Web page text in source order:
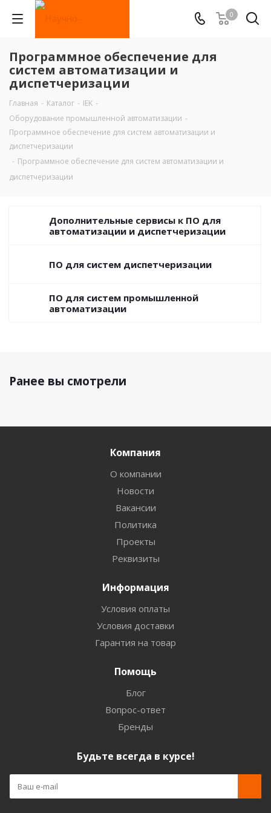
0
Программное обеспечение для
систем автоматизации и
диспетчеризации
Главная - Каталог - IEK -
Оборудование промышленной автоматизации -
Программное обеспечение для систем автоматизации и
диспетчеризации
- Программное обеспечение для систем автоматизации и
диспетчеризации
Дополнительные сервисы к ПО для
автоматизации и диспетчеризации
ПО для систем диспетчеризации
ПО для систем промышленной
автоматизации
Ранее вы смотрели
Компания
О компании
Новости
Вакансии
Политика
Проекты
Реквизиты
Информация
Условия оплаты
Условия доставки
Гарантия на товар
Помощь
Блог
Вопрос-ответ
Бренды
Будьте всегда в курсе!